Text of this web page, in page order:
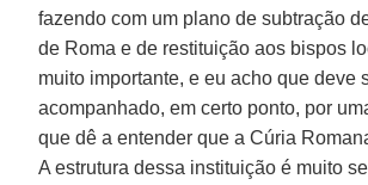
fazendo com um plano de subtração
de Roma e de restituição aos bispos
muito importante, e eu acho que deve
acompanhado, em certo ponto, por
que dê a entender que a Cúria
A estrutura dessa instituição é muito